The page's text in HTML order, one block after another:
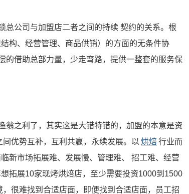
总公司与加盟店二者之间的持续 契约的关系。根
构、经营管理、商品供销）的方面的无条件协
的借助总部力量，少走弯路，提供一整套的服务保
翁之利了，其实这是大错特错的，加盟的本意是资
优势互补，互利共赢，永续发展。以 烘焙行业而
新市场拓展难、发展慢、管理难、 招工难、经营
拓展10家现烤烘焙店，至少需要投资1000到1500
很难找到合适店面，即便找到合适店面，员工招